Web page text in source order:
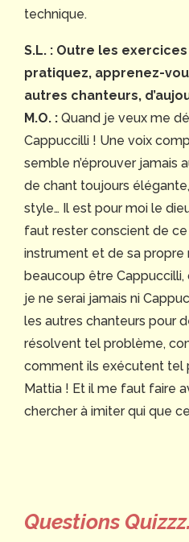
technique.
S.L. : Outre les
pratiquez, apprenez-
autres chanteurs,
M.O. : Quand je veux me
Cappuccilli ! Une voix
semble n’éprouver jamais
de chant toujours
style… Il est pour moi le
faut rester conscient de ce
instrument et de sa propre
beaucoup être Cappuccilli,
je ne serai jamais ni
les autres chanteurs pour
résolvent tel problème,
comment ils exécutent tel
Mattia ! Et il me faut faire
chercher à imiter qui que
Questions